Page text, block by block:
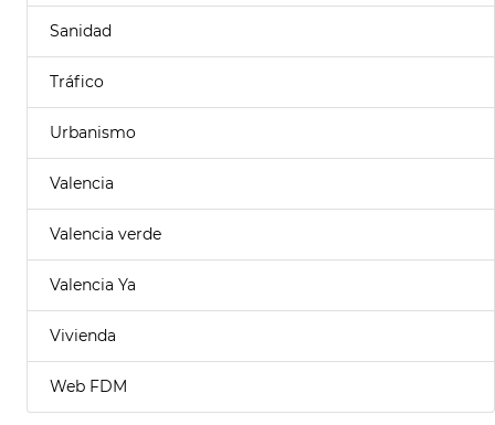
Sanidad
Tráfico
Urbanismo
Valencia
Valencia verde
Valencia Ya
Vivienda
Web FDM